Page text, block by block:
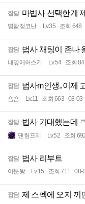
잡담 마법사 선택한게
명탐정코난 Lv.35 조회 648
잡담 법사 채팅이 존나
내옆에허스키 Lv.54 조회
잡담 법사m인생..이제
숌숌 Lv.11 조회 663 08-03
잡담 법사 기대했는데
댄험프리 Lv.52 조회
잡담 법사 리부트
아툰왕 Lv.15 조회 711 08-
잡담 제 스펙에 오지 끼